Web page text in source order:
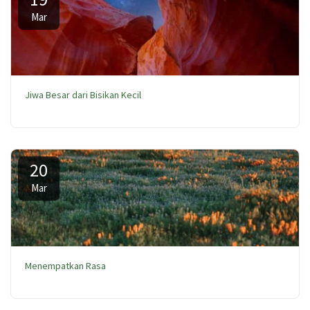
Mar
Jiwa Besar dari Bisikan Kecil
20
Mar
Menempatkan Rasa